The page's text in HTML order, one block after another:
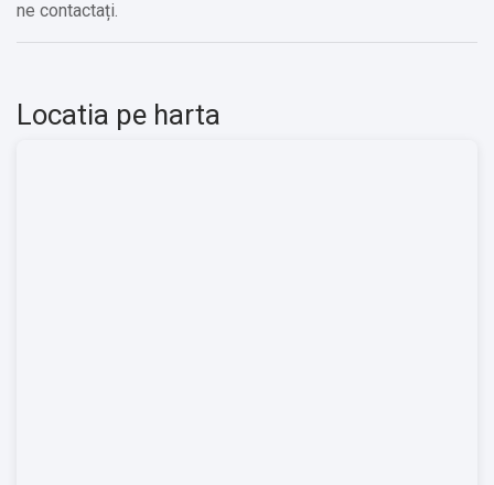
ne contactați.
Locatia pe harta